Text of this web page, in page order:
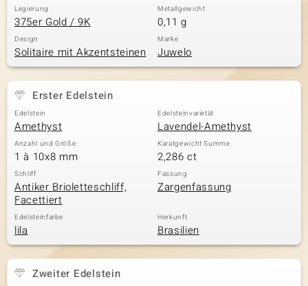
Classics
Legierung
375er Gold / 9K
Metallgewicht
0,11 g
Design
Solitaire mit Akzentsteinen
Marke
Juwelo
Erster Edelstein
Edelstein
Amethyst
Edelsteinvarietät
Lavendel-Amethyst
Anzahl und Größe
1 à 10x8 mm
Karatgewicht Summe
2,286 ct
Schliff
Antiker Brioletteschliff,
Facettiert
Fassung
Zargenfassung
Edelsteinfarbe
lila
Herkunft
Brasilien
Zweiter Edelstein